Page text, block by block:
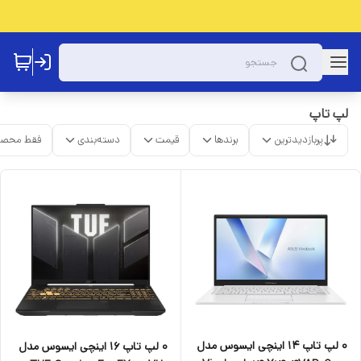
لپ تاپ
پربازدیدترین برندها قیمت دسته‌بندی فقط
0 لپ تاپ 14 اینچی ایسوس مدل
۰ لپ تاپ 16 اینچی ایسوس مدل